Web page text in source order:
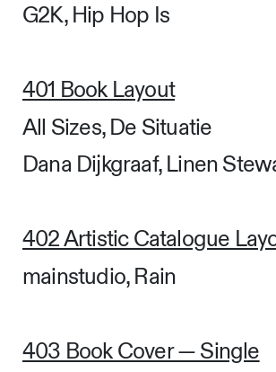
G2K, Hip Hop Is
401 Book Layout
All Sizes, De Situatie
Dana Dijkgraaf, Linen
402 Artistic Catalogue
mainstudio, Rain
403 Book Cover — Single